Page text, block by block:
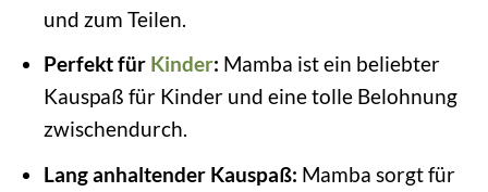
und zum Teilen.
Perfekt für Kinder: Mamba ist ein beliebter
Kauspaß für Kinder und eine tolle Belohnung
zwischendurch.
Lang anhaltender Kauspaß: Mamba sorgt für